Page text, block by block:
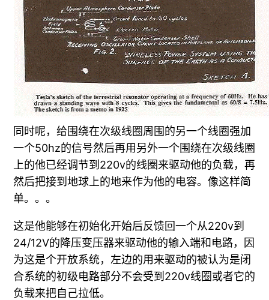
同时呢，给围绕在次级线圈周围的另一个线圈强加
一个50hz的信号然后再用另外一个围绕在次级线圈
上的他已经调节到220v的线圈来驱动他的负载，再
然后把接到地球上的地来作为他的电容。像这样简
单。。。
这是他能够在初始化开始后反馈回一个从220v到
24/12V的降压变压器来驱动他的输入端和电路，因
为这是个开放系统，左边的用来驱动的被认为是闭
合系统的初级电路部分不会受到220v线圈或者它的
负载来把自己拉低。